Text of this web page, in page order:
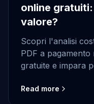
online
valore?
Scopri l'analisi
PDF a
gratuite e impara
conversione file
Read more